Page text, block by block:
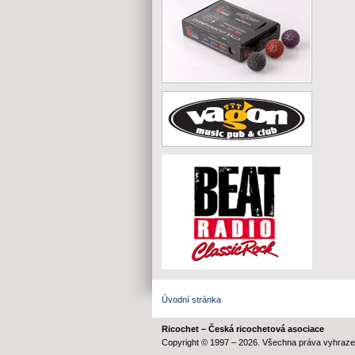
Úvodní stránka
Ricochet – Česká ricochetová asociace
Copyright © 1997 – 2026. Všechna práva